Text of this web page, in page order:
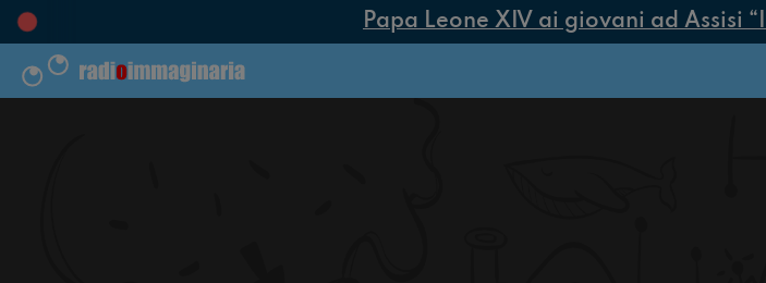
Papa Leone XIV ai giovani ad Assisi